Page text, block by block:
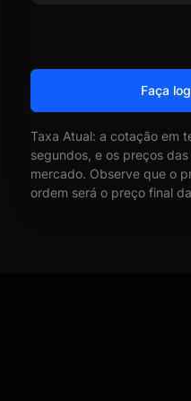
Faça
Taxa Atual: a cotação em
segundos, e os preços
mercado. Observe que o
ordem será o preço final